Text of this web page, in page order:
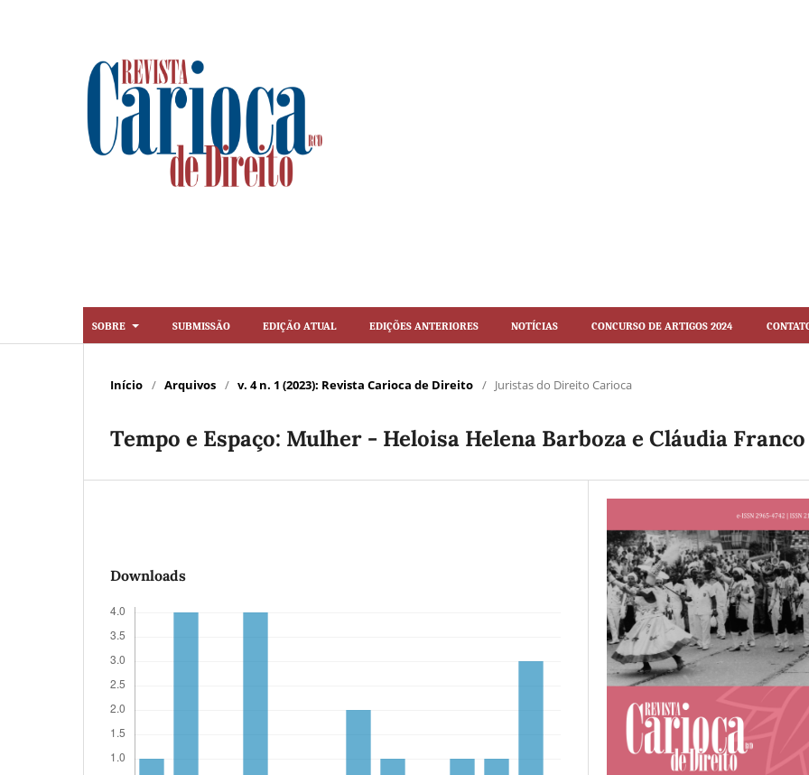
Sobre Submissão Edição Atual Edições Anteriores Notícias Concurso de artigos 2024
Início / Arquivos / v. 4 n. 1 (2023): Revista Carioca de Direito / Juristas do Direito Carioca
Tempo e Espaço: Mulher - Heloisa Helena Barboza e Cláudia Franco
Downloads